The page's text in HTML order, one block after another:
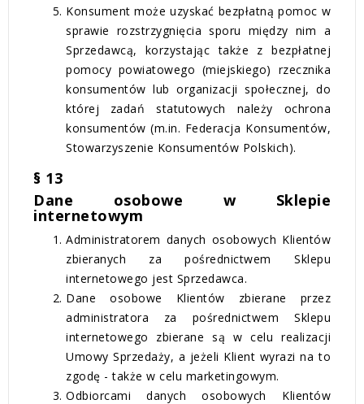
Konsument może uzyskać bezpłatną pomoc w
sprawie rozstrzygnięcia sporu między nim a
Sprzedawcą, korzystając także z bezpłatnej
pomocy powiatowego (miejskiego) rzecznika
konsumentów lub organizacji społecznej, do
której zadań statutowych należy ochrona
konsumentów (m.in. Federacja Konsumentów,
Stowarzyszenie Konsumentów Polskich).
§ 13
Dane osobowe w Sklepie
internetowym
Administratorem danych osobowych Klientów
zbieranych za pośrednictwem Sklepu
internetowego jest Sprzedawca.
Dane osobowe Klientów zbierane przez
administratora za pośrednictwem Sklepu
internetowego zbierane są w celu realizacji
Umowy Sprzedaży, a jeżeli Klient wyrazi na to
zgodę - także w celu marketingowym.
Odbiorcami danych osobowych Klientów